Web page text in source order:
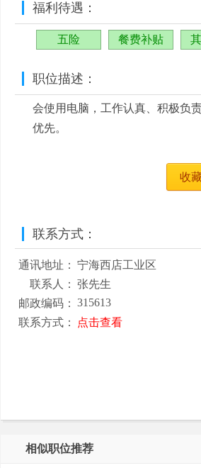
福利待遇：
五险 餐费补贴
职位描述：
会使用电脑，工作认真、积极负
优先。
收
联系方式：
通讯地址：
宁海西店工业区
联系人：
张先生
邮政编码：
315613
联系方式：
点击查看
相似职位推荐